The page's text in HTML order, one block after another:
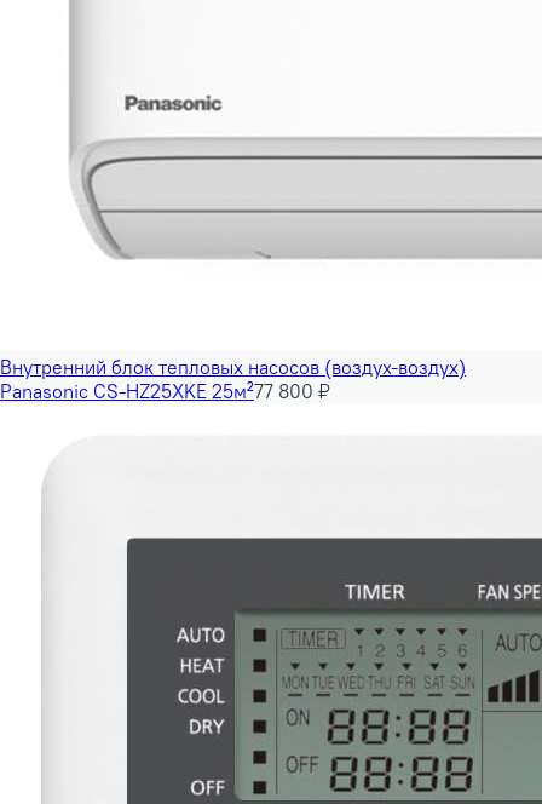
Внутренний блок тепловых насосов (воздух-воздух)
Panasonic CS-HZ25XKE 25м²77 800 ₽